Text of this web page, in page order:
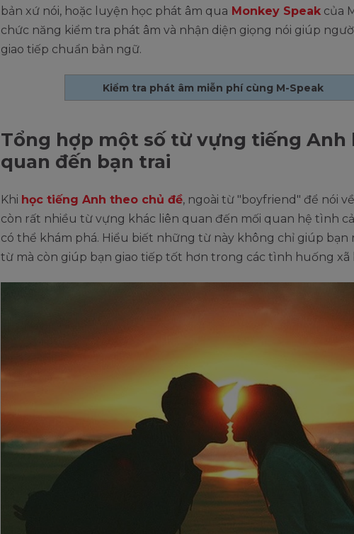
bản xứ nói, hoặc luyện học phát âm qua Monkey Speak của
chức năng kiểm tra phát âm và nhận diện giọng nói giúp
giao tiếp chuẩn bản ngữ.
Kiểm tra phát âm miễn phí cùng M-Speak
Tổng hợp một số từ vựng tiếng Anh
quan đến bạn trai
Khi học tiếng Anh theo chủ đề, ngoài từ "boyfriend" để nói
còn rất nhiều từ vựng khác liên quan đến mối quan hệ tình
có thể khám phá. Hiểu biết những từ này không chỉ giúp bạn
từ mà còn giúp bạn giao tiếp tốt hơn trong các tình huống xã